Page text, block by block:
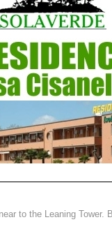
to the Leaning Tower.